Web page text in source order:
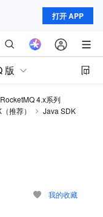
打开 APP
版
4.x系列
推荐）
Java SDK
我的收藏